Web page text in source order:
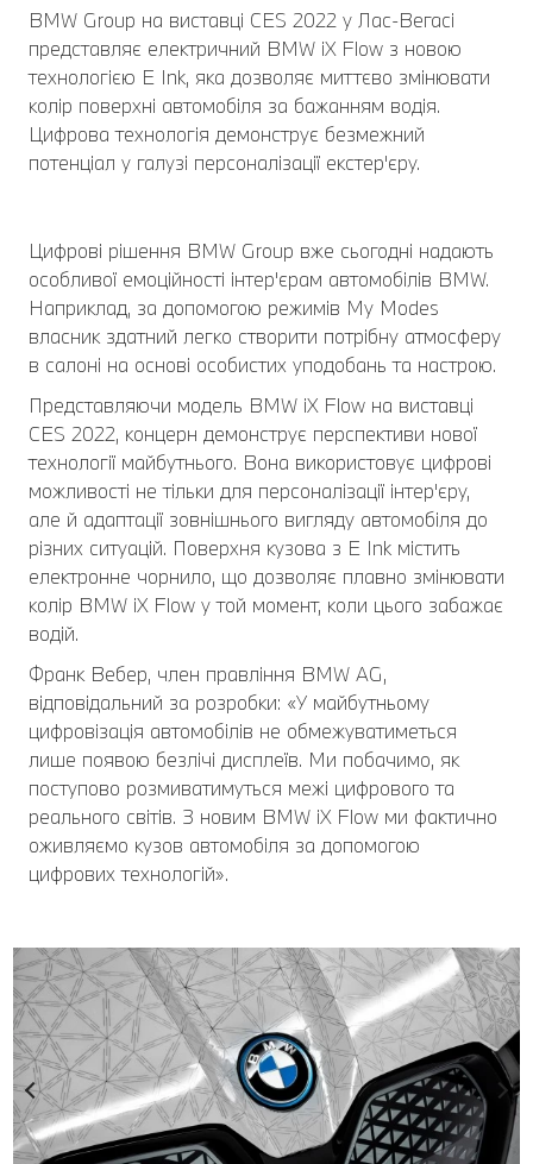
BMW Group на виставці CES 2022 у Лас-Вегасі
представляє електричний BMW iX Flow з новою
технологією E Ink, яка дозволяє миттєво змінювати
колір поверхні автомобіля за бажанням водія.
Цифрова технологія демонструє безмежний
потенціал у галузі персоналізації екстер'єру.
Цифрові рішення BMW Group вже сьогодні надають
особливої ​​емоційності інтер'єрам автомобілів BMW.
Наприклад, за допомогою режимів My Modes
власник здатний легко створити потрібну атмосферу
в салоні на основі особистих уподобань та настрою.
Представляючи модель BMW iX Flow на виставці
CES 2022, концерн демонструє перспективи нової
технології майбутнього. Вона використовує цифрові
можливості не тільки для персоналізації інтер'єру,
але й адаптації зовнішнього вигляду автомобіля до
різних ситуацій. Поверхня кузова з E Ink містить
електронне чорнило, що дозволяє плавно змінювати
колір BMW iX Flow у той момент, коли цього забажає
водій.
Франк Вебер, член правління BMW AG,
відповідальний за розробки: «У майбутньому
цифровізація автомобілів не обмежуватиметься
лише появою безлічі дисплеїв. Ми побачимо, як
поступово розмиватимуться межі цифрового та
реального світів. З новим BMW iX Flow ми фактично
оживляємо кузов автомобіля за допомогою
цифрових технологій».